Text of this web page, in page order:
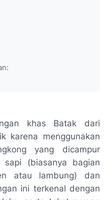
khas Batak dari
karena menggunakan
yang dicampur
(biasanya bagian
atau lambung) dan
ini terkenal dengan